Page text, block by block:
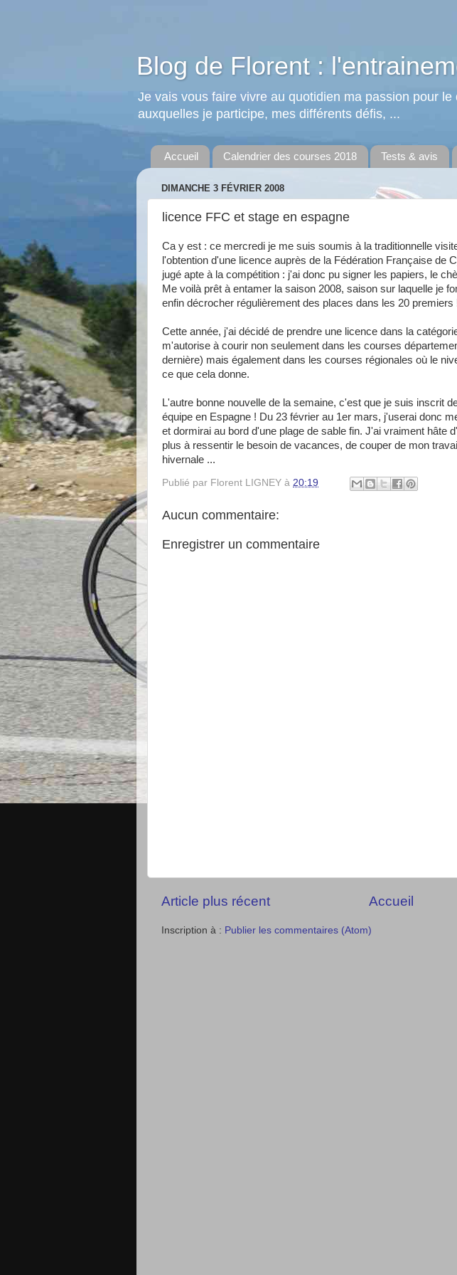
Blog de Florent :
Je vais vous faire vivre au quotidien ma passion pour
auxquelles je participe, mes différents défis, ...
Accueil Calendrier des courses 2018 Tests & avis
DIMANCHE 3 FÉVRIER 2008
licence FFC et stage en espagne
Ca y est : ce mercredi je me suis soumis à la traditionnelle
l'obtention d'une licence auprès de la Fédération Française de
jugé apte à la compétition : j'ai donc pu signer les papiers, le
Me voilà prêt à entamer la saison 2008, saison sur laquelle je
enfin décrocher régulièrement des places dans les 20 premiers
Cette année, j'ai décidé de prendre une licence dans la
m'autorise à courir non seulement dans les courses
dernière) mais également dans les courses régionales où le
ce que cela donne.
L'autre bonne nouvelle de la semaine, c'est que je suis inscrit
équipe en Espagne ! Du 23 février au 1er mars, j'userai donc
et dormirai au bord d'une plage de sable fin. J'ai vraiment hâte
plus à ressentir le besoin de vacances, de couper de mon
hivernale ...
Publié par Florent LIGNEY à 20:19
Aucun commentaire:
Enregistrer un commentaire
Article plus récent Accueil
Inscription à : Publier les commentaires (Atom)